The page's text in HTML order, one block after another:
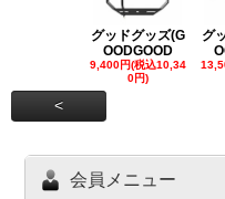
グッドグッズ(G
OODGOOD
9,400円(税込10,34
0円)
グ
<
会員メニュー